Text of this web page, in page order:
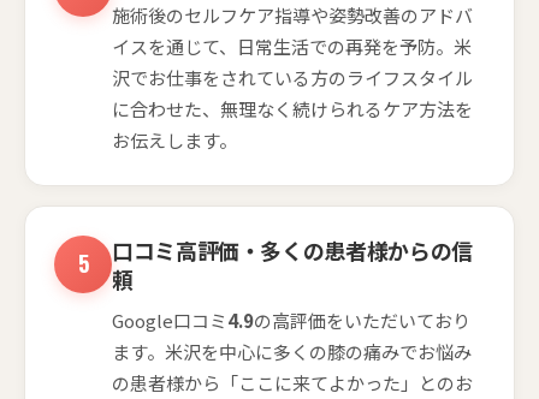
施術後のセルフケア指導や姿勢改善のアドバ
イスを通じて、日常生活での再発を予防。米
沢でお仕事をされている方のライフスタイル
に合わせた、無理なく続けられるケア方法を
お伝えします。
口コミ高評価・多くの患者様からの信
頼
Google口コミ4.9の高評価をいただいており
ます。米沢を中心に多くの膝の痛みでお悩み
の患者様から「ここに来てよかった」とのお